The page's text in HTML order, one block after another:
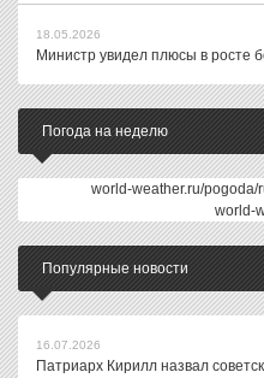
18.05.2026
Министр увидел плюсы в росте
Погода на неделю
world-weather.ru/
world-
Популярные новости
16.07.2026
Патриарх Кирилл назвал